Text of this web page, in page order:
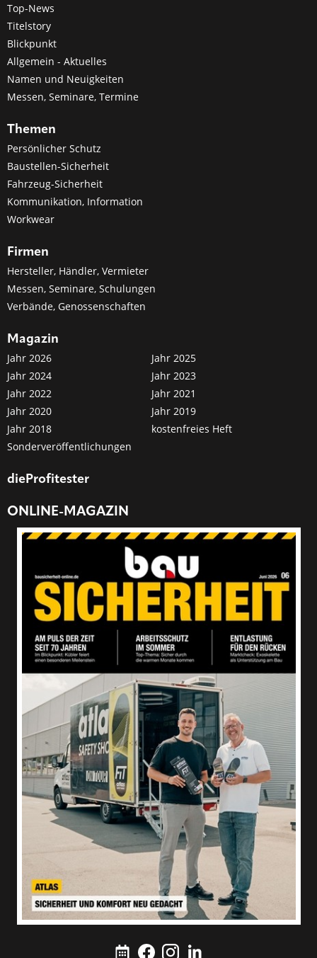
Top-News
Titelstory
Blickpunkt
Allgemein - Aktuelles
Namen und Neuigkeiten
Messen, Seminare, Termine
Themen
Persönlicher Schutz
Baustellen-Sicherheit
Fahrzeug-Sicherheit
Kommunikation, Information
Workwear
Firmen
Hersteller, Händler, Vermieter
Messen, Seminare, Schulungen
Verbände, Genossenschaften
Magazin
Jahr 2026
Jahr 2025
Jahr 2024
Jahr 2023
Jahr 2022
Jahr 2021
Jahr 2020
Jahr 2019
Jahr 2018
kostenfreies Heft
Sonderveröffentlichungen
dieProfitester
ONLINE-MAGAZIN